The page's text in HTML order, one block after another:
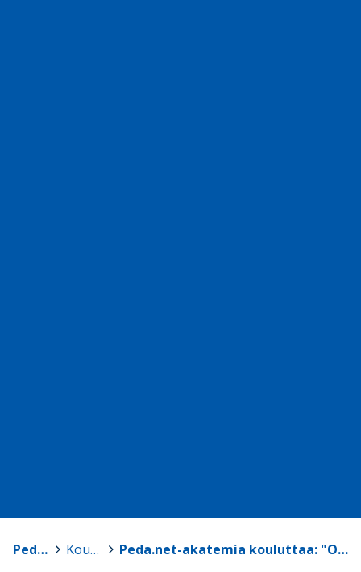
Peda.net-akatemia Koulutukset Peda.net-akatemia kouluttaa: "Ohjauksen eettisiä ja moraalisia kysymyksiä"